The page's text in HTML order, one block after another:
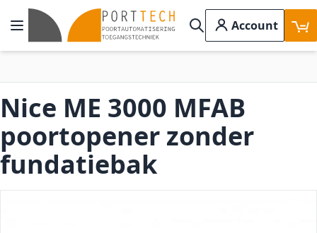
Ga naar de inhoud
Toggle Nav
Search
Account
Nice ME 3000 MFAB
poortopener zonder
fundatiebak